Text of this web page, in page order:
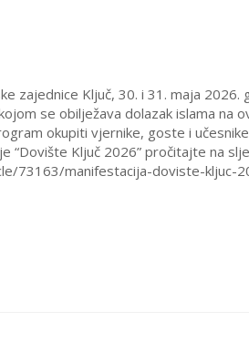
zajednice Ključ, 30. i 31. maja
se obilježava dolazak islama na
okupiti vjernike, goste i
“Dovište Ključ 2026” pročitajte na
73163/manifestacija-doviste-kljuc-